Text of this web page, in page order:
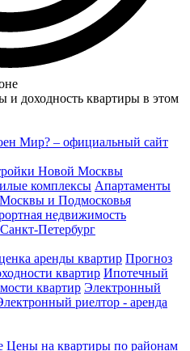
и доходность квартиры в этом
Мир? – официальный сайт
Новой Москвы
комплексы Апартаменты
и Подмосковья
недвижимость
Санкт-Петербург
аренды квартир Прогноз
квартир Ипотечный
квартир Электронный
риелтор - аренда
Цены на квартиры по районам